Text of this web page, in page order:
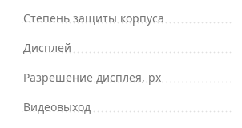
Степень защиты корпуса
Дисплей
Разрешение дисплея, px
Видеовыход